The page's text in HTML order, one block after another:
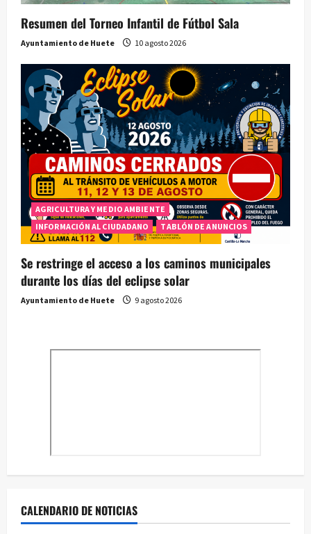
Resumen del Torneo Infantil de Fútbol Sala
Ayuntamiento de Huete 10 agosto 2026
AGRICULTURA Y MEDIO AMBIENTE
INFORMACIÓN AL CIUDADANO
TABLÓN DE ANUNCIOS
Se restringe el acceso a los caminos municipales
durante los días del eclipse solar
Ayuntamiento de Huete 9 agosto 2026
CALENDARIO DE NOTICIAS